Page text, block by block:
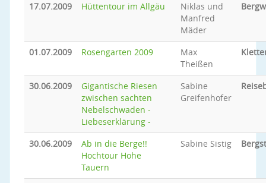
17.07.2009 Hüttentour im Allgäu
Niklas und
Manfred
Mäder
01.07.2009 Rosengarten 2009
Max
Theißen
30.06.2009
Gigantische Riesen
zwischen sachten
Nebelschwaden -
Liebeserklärung -
Sabine
Greifenhofer
30.06.2009
Ab in die Berge!!
Hochtour Hohe
Tauern
Sabine Sistig